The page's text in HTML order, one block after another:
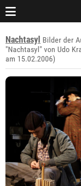
Nachtasyl Bilder der
"Nachtasyl" von Udo
am 15.02.2006)